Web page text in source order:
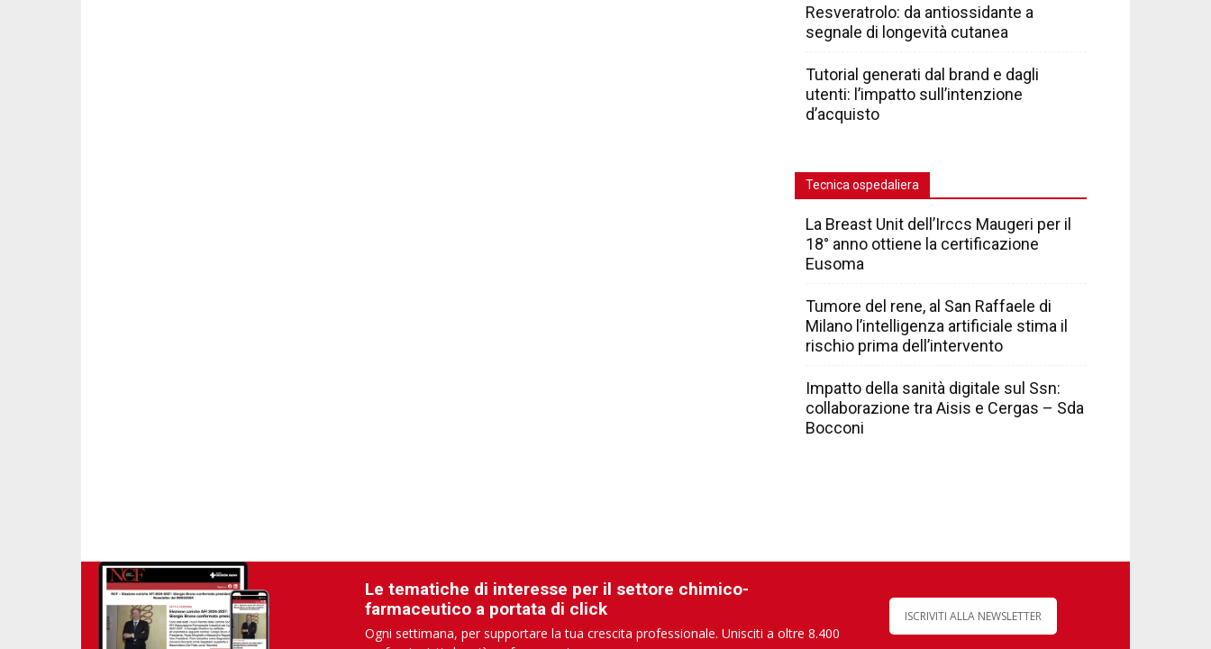
Resveratrolo: da antiossidante a
segnale di longevità cutanea
Tutorial generati dal brand e dagli
utenti: l’impatto sull’intenzione
d’acquisto
Tecnica ospedaliera
La Breast Unit dell’Irccs Maugeri per il
18° anno ottiene la certificazione
Eusoma
Tumore del rene, al San Raffaele di
Milano l’intelligenza artificiale stima il
rischio prima dell’intervento
Impatto della sanità digitale sul Ssn:
collaborazione tra Aisis e Cergas – Sda
Bocconi
Le tematiche di interesse per il settore chimico-
farmaceutico a portata di click
Ogni settimana, per supportare la tua crescita professionale. Unisciti a oltre 8.400
ISCRIVITI ALLA NEWSLETTER